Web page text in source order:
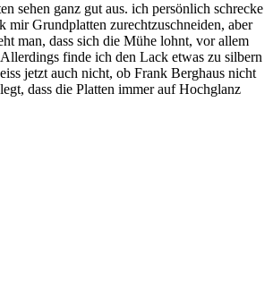
sehen ganz gut aus. ich persönlich schrecke
mir Grundplatten zurechtzuschneiden, aber
man, dass sich die Mühe lohnt, vor allem
finde ich den Lack etwas zu silbern
jetzt auch nicht, ob Frank Berghaus nicht
dass die Platten immer auf Hochglanz